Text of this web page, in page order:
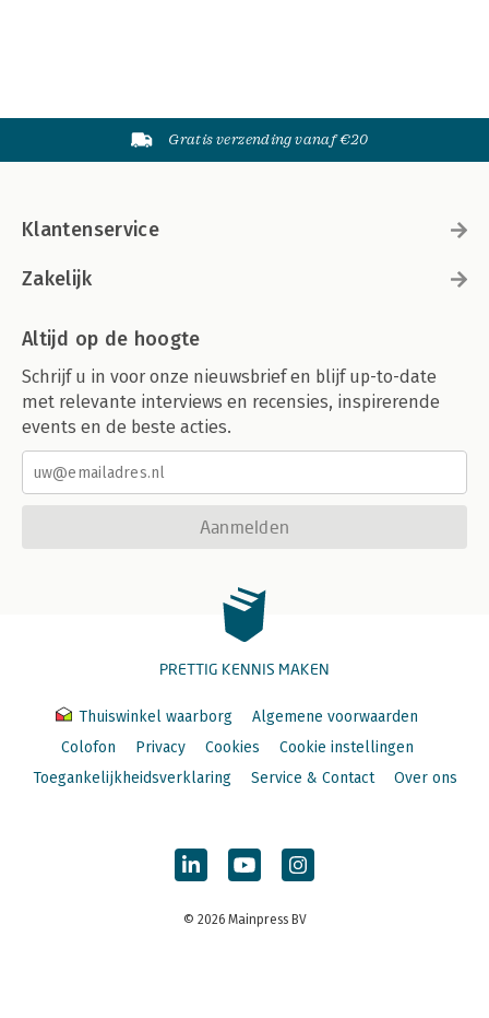
Gratis verzending vanaf €20
Klantenservice
Zakelijk
Altijd op de hoogte
Schrijf u in voor onze nieuwsbrief en blijf up-to-date
met relevante interviews en recensies, inspirerende
events en de beste acties.
Aanmelden
PRETTIG KENNIS MAKEN
Thuiswinkel waarborg
Algemene voorwaarden
Colofon
Privacy Cookies
Cookie instellingen
Toegankelijkheidsverklaring
Service & Contact Over ons
© 2026 Mainpress BV